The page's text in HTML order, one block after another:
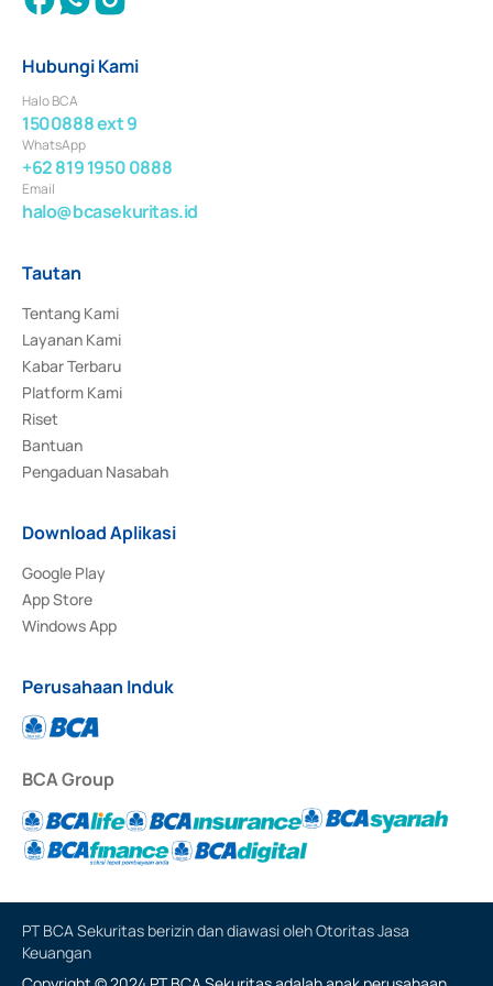
Hubungi Kami
Halo BCA
1500888 ext 9
WhatsApp
+62 819 1950 0888
Email
halo@bcasekuritas.id
Tautan
Tentang Kami
Layanan Kami
Kabar Terbaru
Platform Kami
Riset
Bantuan
Pengaduan Nasabah
Download Aplikasi
Google Play
App Store
Windows App
Perusahaan Induk
BCA Group
PT BCA Sekuritas berizin dan diawasi oleh Otoritas Jasa
Keuangan